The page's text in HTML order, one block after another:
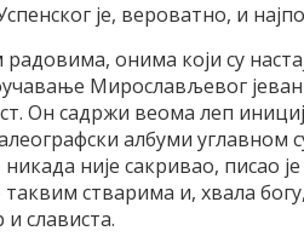
је, вероватно, и
онима који су
Мирослављевог
Он садржи веома леп
албуми углавном
није сакривао, писао
стварима и, хвала
слависта.